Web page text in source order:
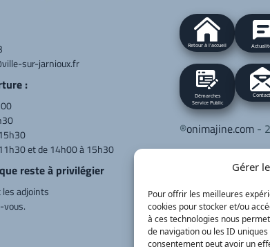
Gérer
Pour offrir les meilleures
cookies pour stocker et/ou
à ces technologies nous
de navigation ou les ID
consentement peut avoir un
sur-jarnioux.fr
:
et de 14h00 à 15h30
reste à privilégier
adjoints
vous.
Retour à l'accueil
Démarches
Service Public
®onimajine.com -
Valérie BLET -
04 01